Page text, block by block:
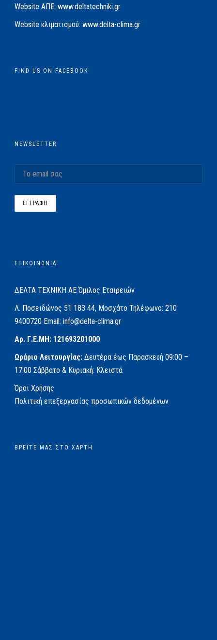
Website AΠΕ: www.deltatechniki.gr
Website κλιματισμού: www.delta-clima.gr
FIND US ON FACEBOOK
NEWSLETTER
ΕΠΙΚΟΙΝΩΝΙΑ
ΔΕΛΤΑ ΤΕΧΝΙΚΗ ΑΕΌμιλος Εταιρειών
Λ. Ποσειδώνος 51 183 44, Μοσχάτο Τηλέφωνο: 210
9400720 Email: info@delta-clima.gr
Αρ. Γ.Ε.ΜΗ: 121693201000
Ωράριο Λειτουργίας: Δευτέρα έως Παρασκευή 09:00 –
17:00 Σάββατο & Κυριακή: Κλειστά
Όροι Χρήσης
Πολιτική επεξεργασίας προσωπικών δεδομένων
ΒΡΕΊΤΕ ΜΑΣ ΣΤΟ ΧΆΡΤΗ